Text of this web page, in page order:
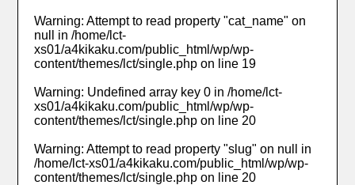
Warning: Attempt to read property "cat_name" on
null in/home/lct-
xs01/a4kikaku.com/public_html/wp/wp-
content/themes/lct/single.php on line 19
Warning: Undefined array key 0 in/home/lct-
xs01/a4kikaku.com/public_html/wp/wp-
content/themes/lct/single.php on line 20
Warning: Attempt to read property "slug" on null in
/home/lct-xs01/a4kikaku.com/public_html/wp/wp-
content/themes/lct/single.php on line 20